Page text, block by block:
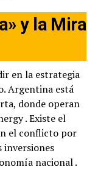
y la Mira
en la estrategia
Argentina está
donde operan
. Existe el
el conflicto por
inversiones
nacional.